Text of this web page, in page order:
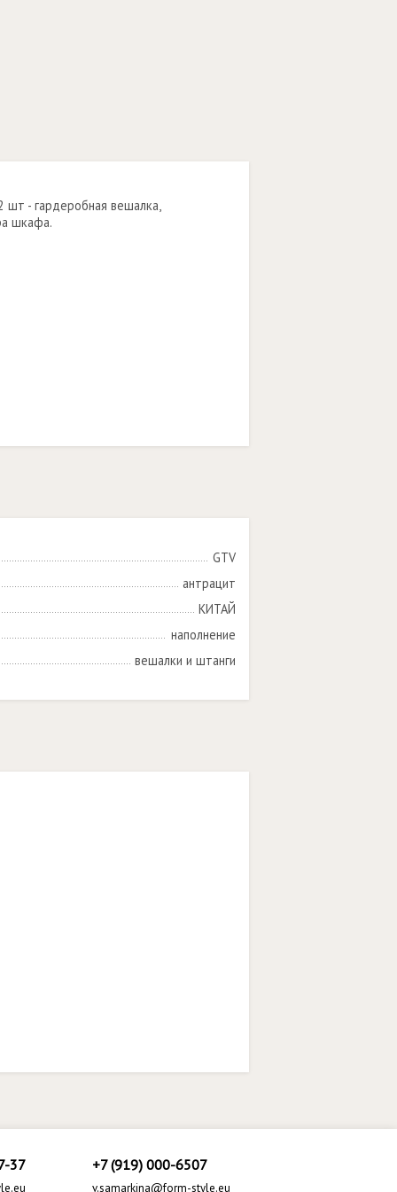
шт - гардеробная вешалка,
шкафа.
GTV
антрацит
КИТАЙ
наполнение
вешалки и штанги
37 +7 (919) 000-6507
v.samarkina@form-style.eu